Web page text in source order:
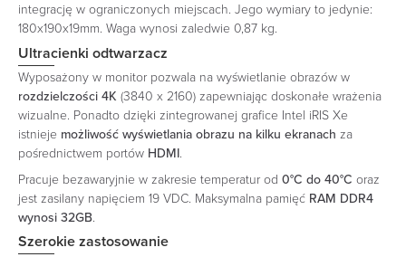
integrację w ograniczonych miejscach. Jego wymiary to jedynie:
180x190x19mm. Waga wynosi zaledwie 0,87 kg.
Ultracienki odtwarzacz
Wyposażony w monitor pozwala na wyświetlanie obrazów w
rozdzielczości 4K (3840 x 2160) zapewniając doskonałe wrażenia
wizualne. Ponadto dzięki zintegrowanej grafice Intel iRIS Xe
istnieje możliwość wyświetlania obrazu na kilku ekranach za
pośrednictwem portów HDMI.
Pracuje bezawaryjnie w zakresie temperatur od 0°C do 40°C oraz
jest zasilany napięciem 19 VDC. Maksymalna pamięć RAM DDR4
wynosi 32GB.
Szerokie zastosowanie